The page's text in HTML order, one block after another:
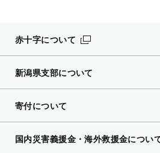
赤十字について
新潟県支部について
寄付について
国内災害義援金・海外救援金につい